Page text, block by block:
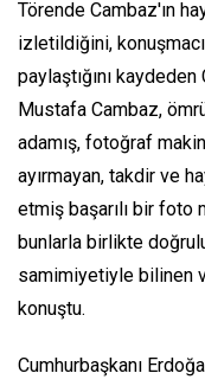
Törende Cambaz'ın
izletildiğini,
paylaştığını
Mustafa Cambaz,
adamış, fotoğraf
ayırmayan, takdir ve
etmiş başarılı bir foto
bunlarla birlikte
samimiyetiyle bilinen
konuştu.
Cumhurbaşkanı